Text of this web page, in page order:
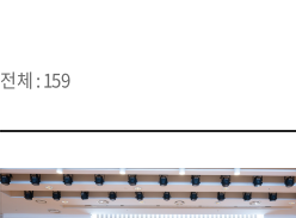
전체 : 159